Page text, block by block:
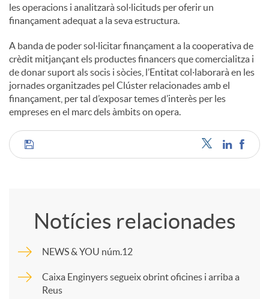
les operacions i analitzarà sol·licituds per oferir un
finançament adequat a la seva estructura.
A banda de poder sol·licitar finançament a la cooperativa de
crèdit mitjançant els productes financers que comercialitza i
de donar suport als socis i sòcies, l’Entitat col·laborarà en les
jornades organitzades pel Clúster relacionades amb el
finançament, per tal d’exposar temes d’interès per les
empreses en el marc dels àmbits on opera.
C
p
Notícies relacionades
NEWS & YOU núm.12
Caixa Enginyers segueix obrint oficines i arriba a
Reus